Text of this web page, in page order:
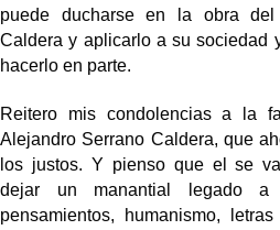
puede ducharse en la obra del
Caldera y aplicarlo a su sociedad
hacerlo en parte.
Reitero mis condolencias a la
Alejandro Serrano Caldera, que
los justos. Y pienso que el se
dejar un manantial legado
pensamientos, humanismo,